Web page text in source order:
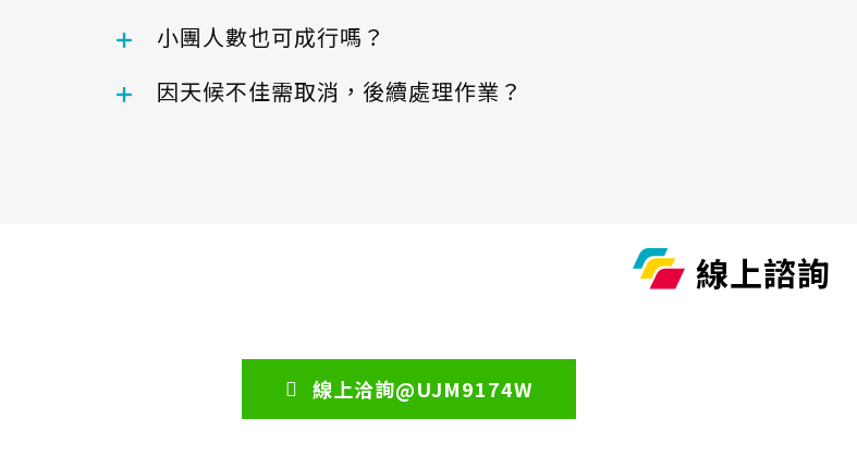
小團人數也可成行嗎？
因天候不佳需取消，後續處理作業？
線上諮詢
線上洽詢@UJM9174W